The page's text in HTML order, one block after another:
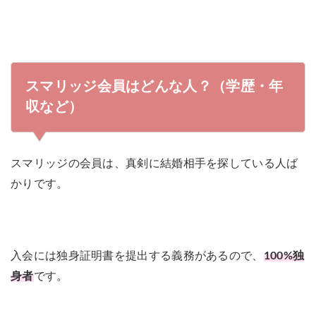
スマリッジ会員はどんな人？（学歴・年
収など）
スマリッジの会員は、真剣に結婚相手を探している人ば
かりです。
入会には独身証明書を提出する義務があるので、 100%独
身者です。